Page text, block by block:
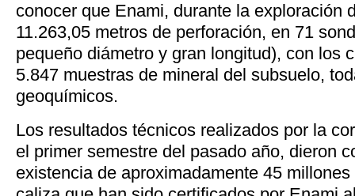
conocer que Enami, durante la exploración
11.263,05 metros de perforación, en 71
pequeño diámetro y gran longitud), con los
5.847 muestras de mineral del subsuelo,
geoquímicos.
Los resultados técnicos realizados por la
el primer semestre del pasado año, dieron
existencia de aproximadamente 45